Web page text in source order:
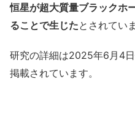
恒星が超大質量ブラックホ
ることで生じたとされてい
研究の詳細は2025年6月4
掲載されています。